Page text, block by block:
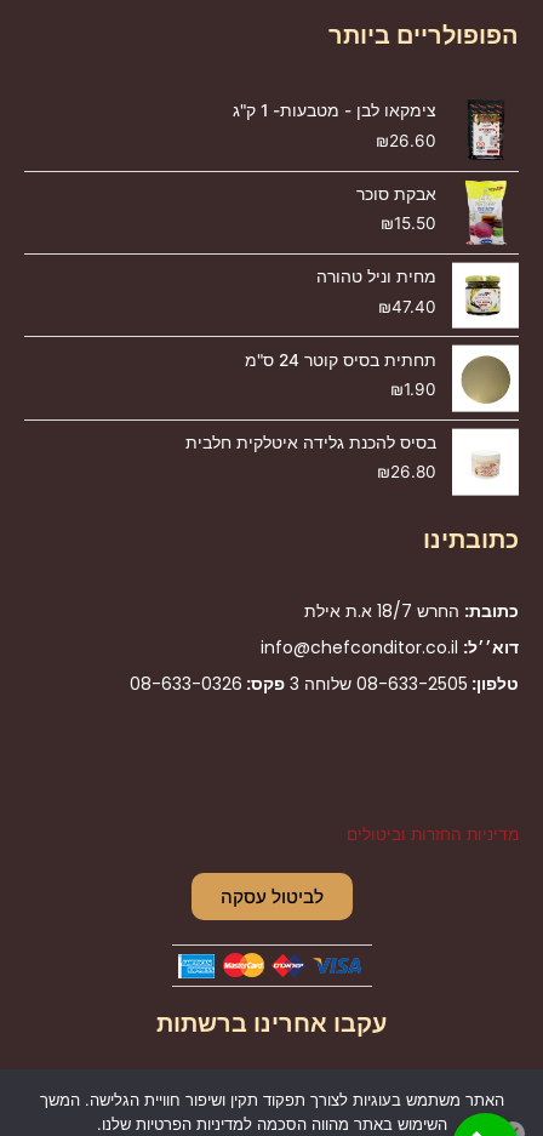
הפופולריים ביותר
צימקאו לבן - מטבעות- 1 ק"ג
₪26.60
אבקת סוכר
₪15.50
מחית וניל טהורה
₪47.40
תחתית בסיס קוטר 24 ס"מ
₪1.90
בסיס להכנת גלידה איטלקית חלבית
₪26.80
כתובתינו
כתובת: החרש 18/7 א.ת אילת
דוא׳׳ל: info@chefconditor.co.il
טלפון: 08-633-2505 שלוחה 3 פקס: 08-633-0326
מדיניות החזרות וביטולים
לביטול עסקה
עקבו אחרינו ברשתות
F
a
I
n
האתר משתמש בעוגיות לצורך תפקוד תקין ושיפור חוויית הגלישה. המשך
השימוש באתר מהווה הסכמה למדיניות הפרטיות שלנו.